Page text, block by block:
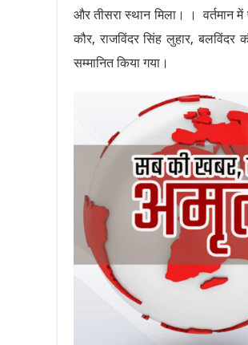
और तीसरा स्थान मिला। । वर्तमान में
कौर, राजविंदर सिंह लुहार, बलविंदर
सम्मानित किया गया।